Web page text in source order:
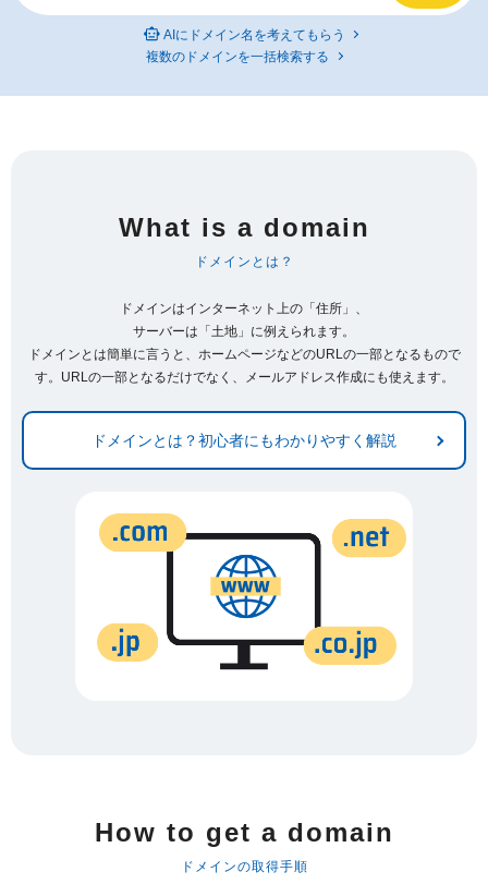
AIにドメイン名を考えてもらう
複数のドメインを一括検索する
What is a domain
ドメインとは？
ドメインはインターネット上の「住所」、
サーバーは「土地」に例えられます。
ドメインとは簡単に言うと、ホームページなどのURLの一部となるもので
す。URLの一部となるだけでなく、メールアドレス作成にも使えます。
ドメインとは？初心者にもわかりやすく解説
How to get a domain
ドメインの取得手順